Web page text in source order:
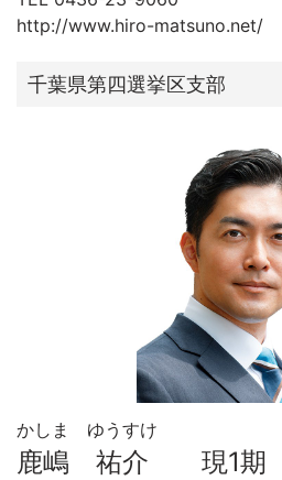
http://www.hiro-matsuno.net/
千葉県第四選挙区支部
かしま ゆうすけ
鹿嶋 祐介 現1期